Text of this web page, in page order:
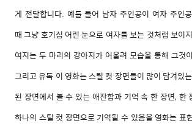
게 전달합니다. 예를 들어 남자 주인공이 여자 주인
때 그냥 호기심 어린 눈으로 여자를 보는 것처럼 보이
여지는 두 마리의 강아지가 어울려 모습을 통해 그것
그리고 유독 이 영화는 스틸 컷 장면들이 많이 담겨있
된 장면에서 볼 수 있는 애잔함과 기억 속 한 장면, 한
하나의 스틸 컷 장면으로 기억될 수 있음을 영화는 표